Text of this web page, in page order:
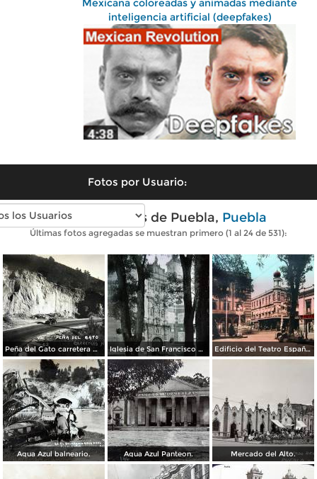
Mexicana coloreadas y animadas mediante
inteligencia artificial (deepfakes)
Fotos por Usuario:
Fotos antiguas de Puebla, Puebla
Últimas fotos agregadas se muestran primero (1 al 24 de 531):
Peña del Gato carretera Mexico-Puebla Iglesia de San Francisco por el Fotógrafo Hugo Brehme. Edificio del Teatro Español.
Agua Azul balneario. Agua Azul Panteon. Mercado del Alto.